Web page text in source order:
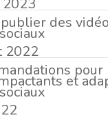
2023
des
2022
et